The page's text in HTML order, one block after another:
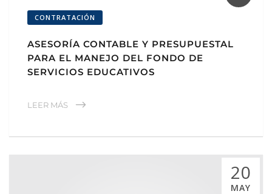
CONTRATACIÓN
ASESORÍA CONTABLE Y PRESUPUESTAL
PARA EL MANEJO DEL FONDO DE
SERVICIOS EDUCATIVOS
LEER MÁS
20
MAY